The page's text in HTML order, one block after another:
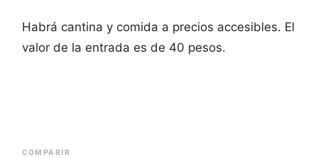
Habrá cantina y comida a precios accesibles. El
valor de la entrada es de 40 pesos.
COMPARIR